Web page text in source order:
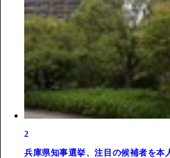
2
兵庫県知事選挙、注目の候補者を